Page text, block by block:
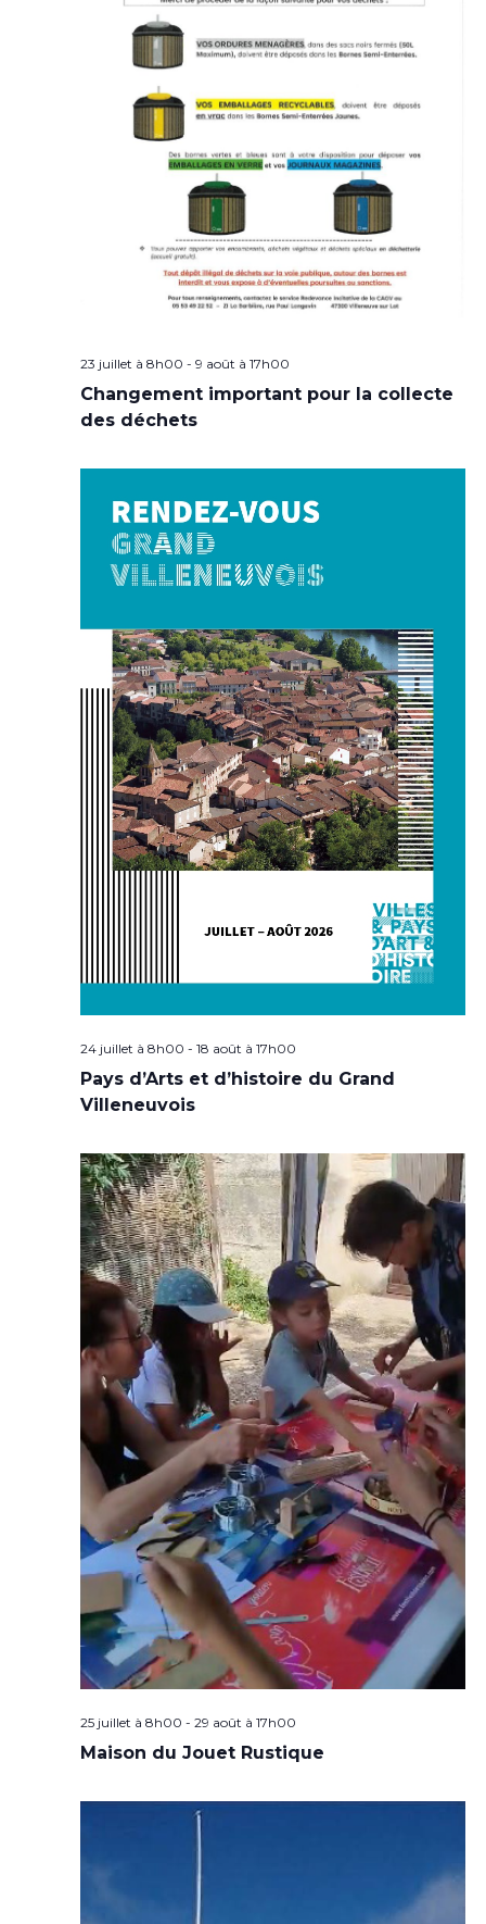
23 juillet à 8h00 - 9 août à 17h00
Changement important pour la collecte
des déchets
24 juillet à 8h00 - 18 août à 17h00
Pays d’Arts et d’histoire du Grand
Villeneuvois
25 juillet à 8h00 - 29 août à 17h00
Maison du Jouet Rustique